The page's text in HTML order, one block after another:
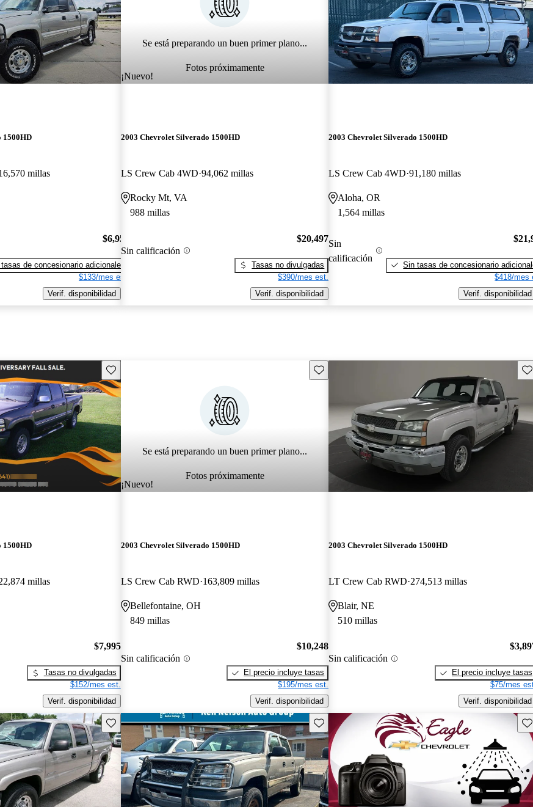
1500HD
millas
$6,950
de concesionario adicionales
$133/mes est.
Verif. disponibilidad
Se está preparando un buen primer plano...
Fotos próximamente
¡Nuevo!
2003 Chevrolet Silverado 1500HD
LS Crew Cab 4WD 94,062 millas
Rocky Mt, VA
988 millas
Sin calificación
$20,497
Tasas no divulgadas
$390/mes est.
Verif. disponibilidad
2003 Chevrolet Silverado 1500HD
LS Crew Cab 4WD 91,180 millas
Aloha, OR
1,564 millas
Sin
calificación
Sin tasas de concesionario
$418/mes
Verif. disponibilidad
Guarda este Aviso
1500HD
millas
$7,995
Tasas no divulgadas
$152/mes est.
Verif. disponibilidad
Se está preparando un buen primer plano...
Fotos próximamente
¡Nuevo!
Guarda este Aviso
2003 Chevrolet Silverado 1500HD
LS Crew Cab RWD 163,809 millas
Bellefontaine, OH
849 millas
Sin calificación
$10,248
El precio incluye tasas
$195/mes est.
Verif. disponibilidad
2003 Chevrolet Silverado 1500HD
LT Crew Cab RWD 274,513 millas
Blair, NE
510 millas
Sin calificación
El precio incluye tasas
$75/mes
Verif. disponibilidad
Guarda este Aviso Guarda este Aviso